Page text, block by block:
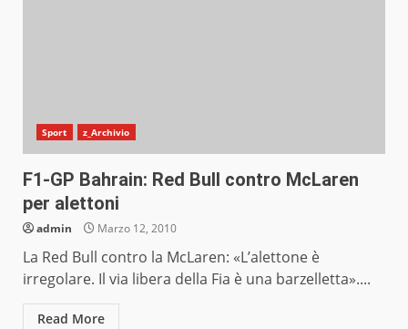
Sport z_Archivio
F1-GP Bahrain: Red Bull contro McLaren
per alettoni
admin Marzo 12, 2010
La Red Bull contro la McLaren: «L’alettone è
irregolare. Il via libera della Fia è una barzelletta»....
Read More